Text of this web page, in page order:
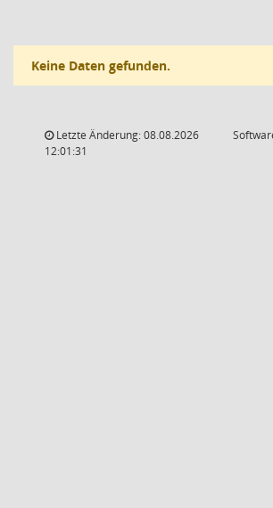
Keine Daten gefunden.
Letzte Änderung: 08.08.2026
12:01:31